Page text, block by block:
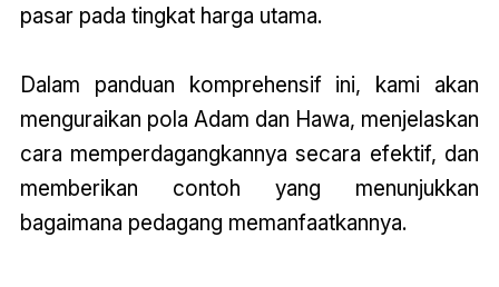
pasar pada tingkat harga utama.
Dalam panduan komprehensif ini, kami akan
menguraikan pola Adam dan Hawa, menjelaskan
cara memperdagangkannya secara efektif, dan
memberikan contoh yang menunjukkan
bagaimana pedagang memanfaatkannya.